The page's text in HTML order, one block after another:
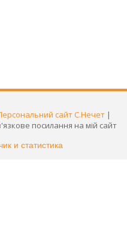
сайт С.Нечет |
посилання на мій сайт